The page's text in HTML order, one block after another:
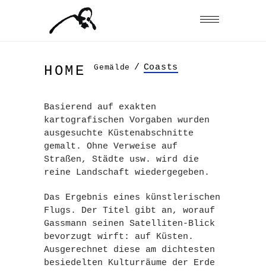
HOME Gemälde / Coasts
Basierend auf exakten
kartografischen Vorgaben wurden
ausgesuchte Küstenabschnitte
gemalt. Ohne Verweise auf
Straßen, Städte usw. wird die
reine Landschaft wiedergegeben.
Das Ergebnis eines künstlerischen
Flugs. Der Titel gibt an, worauf
Gassmann seinen Satelliten-Blick
bevorzugt wirft: auf Küsten.
Ausgerechnet diese am dichtesten
besiedelten Kulturräume der Erde